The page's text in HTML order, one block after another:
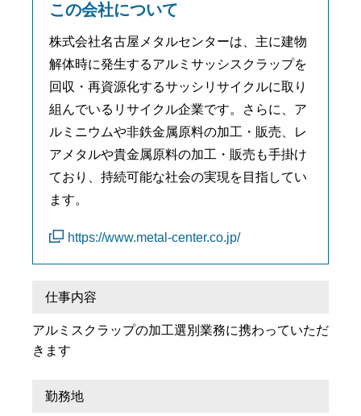
この会社について
株式会社名古屋メタルセンターは、主に建物
解体時に発生するアルミサッシスクラップを
回収・再資源化するサッシリサイクルに取り
組んでいるリサイクル企業です。さらに、ア
ルミニウムや非鉄金属原料の加工・販売、レ
アメタルや貴金属原料の加工・販売も手掛け
ており、持続可能な社会の実現を目指してい
ます。
https://www.metal-center.co.jp/
仕事内容
アルミスクラップの加工選別業務に携わっていただ
きます
勤務地